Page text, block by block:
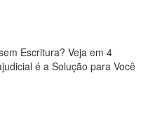
Escritura? Veja em 4
é a Solução para Você